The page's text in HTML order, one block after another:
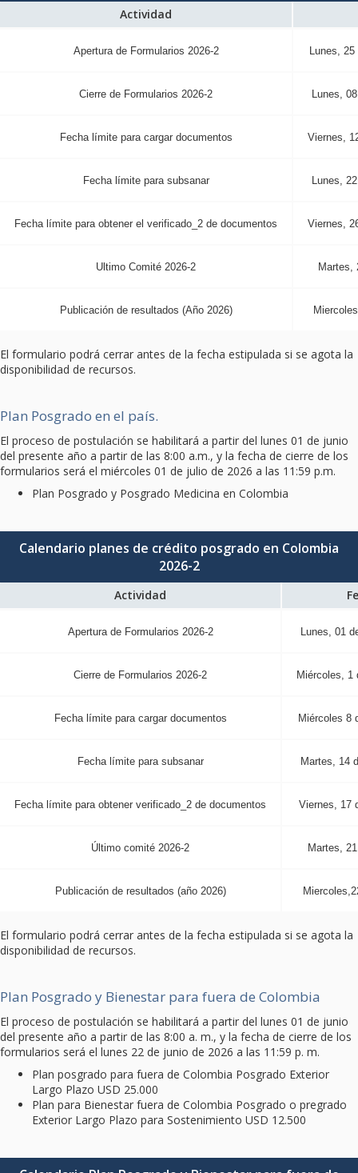
Actividad
Apertura de Formularios 2026-2 Lunes,
Cierre de Formularios 2026-2 Lunes,
Fecha límite para cargar documentos Viernes,
Fecha límite para subsanar Lunes,
Fecha límite para obtener el verificado_2 de documentos Viernes,
Ultimo Comité 2026-2 Martes,
Publicación de resultados (Año 2026)
El formulario podrá cerrar antes de la fecha estipulada si se agota la
disponibilidad de recursos.
Plan Posgrado en el país.
El proceso de postulación se habilitará a partir del lunes 01 de junio
del presente año a partir de las 8:00 a.m., y la fecha de cierre de los
formularios será el miércoles 01 de julio de 2026 a las 11:59 p.m.
Plan Posgrado y Posgrado Medicina en Colombia
Calendario planes de crédito posgrado en Colombia
2026-2
Actividad
Apertura de Formularios 2026-2 Lunes, 01
Cierre de Formularios 2026-2 Miércoles, 1
Fecha límite para cargar documentos Miércoles 8
Fecha límite para subsanar Martes, 14
Fecha límite para obtener verificado_2 de documentos Viernes, 17
Último comité 2026-2 Martes,
Publicación de resultados (año 2026)
El formulario podrá cerrar antes de la fecha estipulada si se agota la
disponibilidad de recursos.
Plan Posgrado y Bienestar para fuera de Colombia
El proceso de postulación se habilitará a partir del lunes 01 de junio
del presente año a partir de las 8:00 a. m., y la fecha de cierre de los
formularios será el lunes 22 de junio de 2026 a las 11:59 p. m.
Plan posgrado para fuera de Colombia Posgrado Exterior
Largo Plazo USD 25.000
Plan para Bienestar fuera de Colombia Posgrado o pregrado
Exterior Largo Plazo para Sostenimiento USD 12.500